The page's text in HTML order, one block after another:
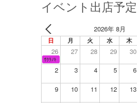
イベント出店予定
2026年 8月
日 月 火 水 木
26 27 28 29 30
ｻｸﾗﾉｷ
2 3 4 5 6
9 10 11 12 13